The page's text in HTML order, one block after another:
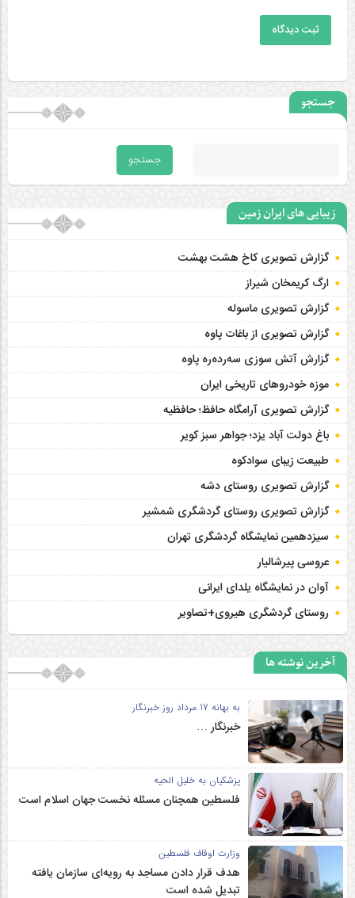
ثبت دیدگاه
جستجو
زیبایی های ایران زمین
گزارش تصویری کاخ هشت‌ بهشت
ارگ کریمخان شیراز
گزارش تصویری ماسوله
گزارش تصویری از باغات پاوه
گزارش آتش سوزی سەردەرە پاوه
موزه خودروهای تاریخی ایران
گزارش تصویری آرامگاه حافظ؛ حافظیه‎
باغ دولت آباد یزد؛ جواهر سبز کویر
طبیعت زیبای سوادکوه
گزارش تصویری روستای دشه
گزارش تصویری روستای گردشگری شمشیر
سیزدهمین نمایشگاه گردشگری تهران
عروسی پیرشالیار
آوان در نمایشگاه یلدای ایرانی
روستای گردشگری هیروی+تصاویر
آخرین نوشته ها
به بهانه 17 مرداد روز خبرنگار
خبرنگار …
پزشکیان به خلیل الحیه
فلسطین همچنان مسئله نخست جهان اسلام است
وزارت اوقاف فلسطین
هدف قرار دادن مساجد به رویه‌ای سازمان‌ یافته
تبدیل شده است